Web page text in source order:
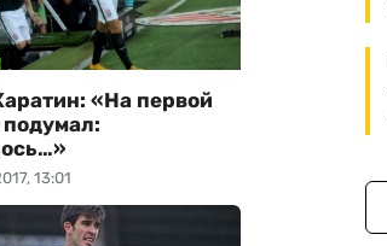
13:01
«На первой